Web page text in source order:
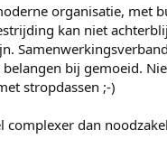
organisatie, met
kan niet
bij gemoeid.
stropdassen ;-)
complexer dan